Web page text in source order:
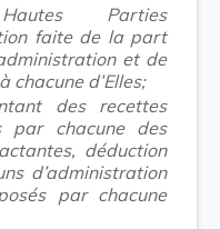
Parties
faite de la part
et de
chacune d’Elles;
des recettes
par chacune des
déduction
d’administration
par chacune